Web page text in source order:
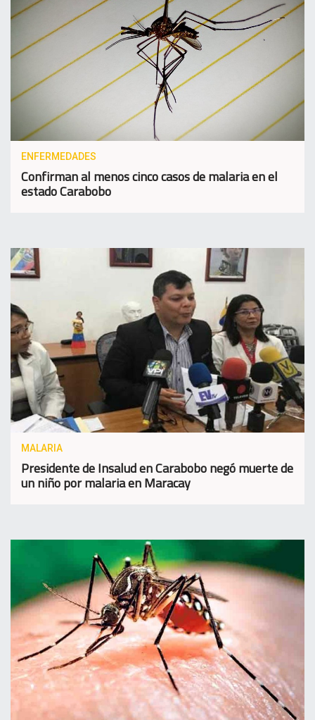
ENFERMEDADES
Confirman al menos cinco casos de malaria en el
estado Carabobo
MALARIA
Presidente de Insalud en Carabobo negó muerte de
un niño por malaria en Maracay